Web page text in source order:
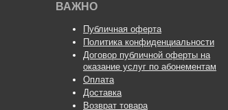
ВАЖНО
Публичная оферта
Политика конфиденциальности
Договор публичной оферты на
оказание услуг по абонементам
Оплата
Доставка
Возврат товара